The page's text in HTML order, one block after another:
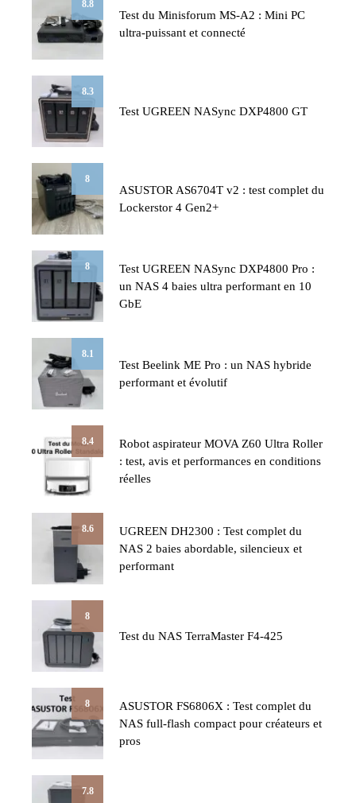
8.8
Test du Minisforum MS-A2 : Mini PC
ultra-puissant et connecté
8.3
Test UGREEN NASync DXP4800 GT
8
ASUSTOR AS6704T v2 : test complet du
Lockerstor 4 Gen2+
8
Test UGREEN NASync DXP4800 Pro :
un NAS 4 baies ultra performant en 10
GbE
8.1
Test Beelink ME Pro : un NAS hybride
performant et évolutif
8.4
Robot aspirateur MOVA Z60 Ultra Roller
: test, avis et performances en conditions
réelles
8.6
UGREEN DH2300 : Test complet du
NAS 2 baies abordable, silencieux et
performant
8
Test du NAS TerraMaster F4-425
8
ASUSTOR FS6806X : Test complet du
NAS full-flash compact pour créateurs et
pros
7.8